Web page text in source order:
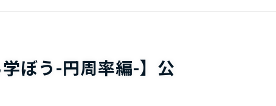
ぼう-円周率編-】公